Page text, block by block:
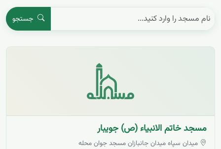
جستجو
مسجد خاتم الانبیاء (ص) جویبار
میدان سپاه میدان جانبازان مسجد جوان محله